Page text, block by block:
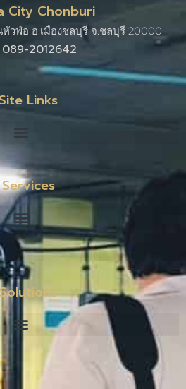
City Chonburi
หัวฬ่อ อ.เมืองชลบุรี จ.ชลบุรี 20000​
089-2012642
Site Links
Services
Solutions